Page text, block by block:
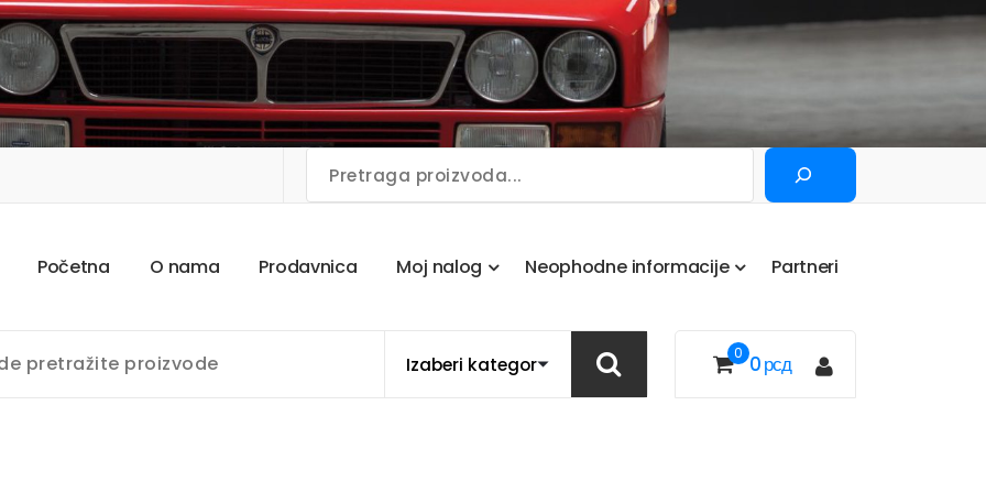
Početna O nama Prodavnica Moj nalog Neophodne informacije Partneri
0 0рсд